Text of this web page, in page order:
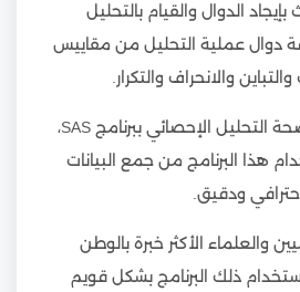
الدوال والقيام بالتحليل
دوال عملية التحليل من مقاييس
والانحراف والتكرار.
وبالتالي فمؤكد دقة وصحة التحليل الإحصائي ببرنامج SAS،
هذا البرنامج من جمع البيانات
ودقيق.
والعلماء الأكثر خبرة بالوطن
ذلك البرنامج بشكل قويم